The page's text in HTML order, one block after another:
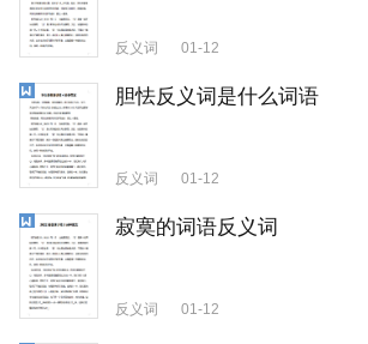
反义词 01-12
胆怯反义词是什么词语
反义词 01-12
寂寞的词语反义词
反义词 01-12